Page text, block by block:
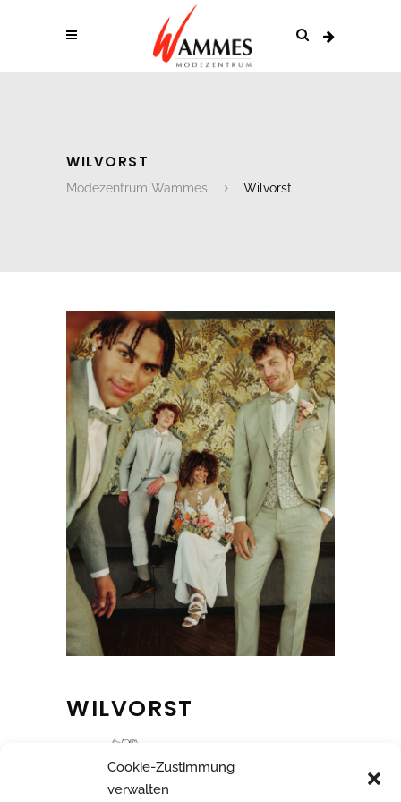
Cookie-Zustimmung
verwalten
WILVORST
Modezentrum Wammes Wilvorst
WILVORST